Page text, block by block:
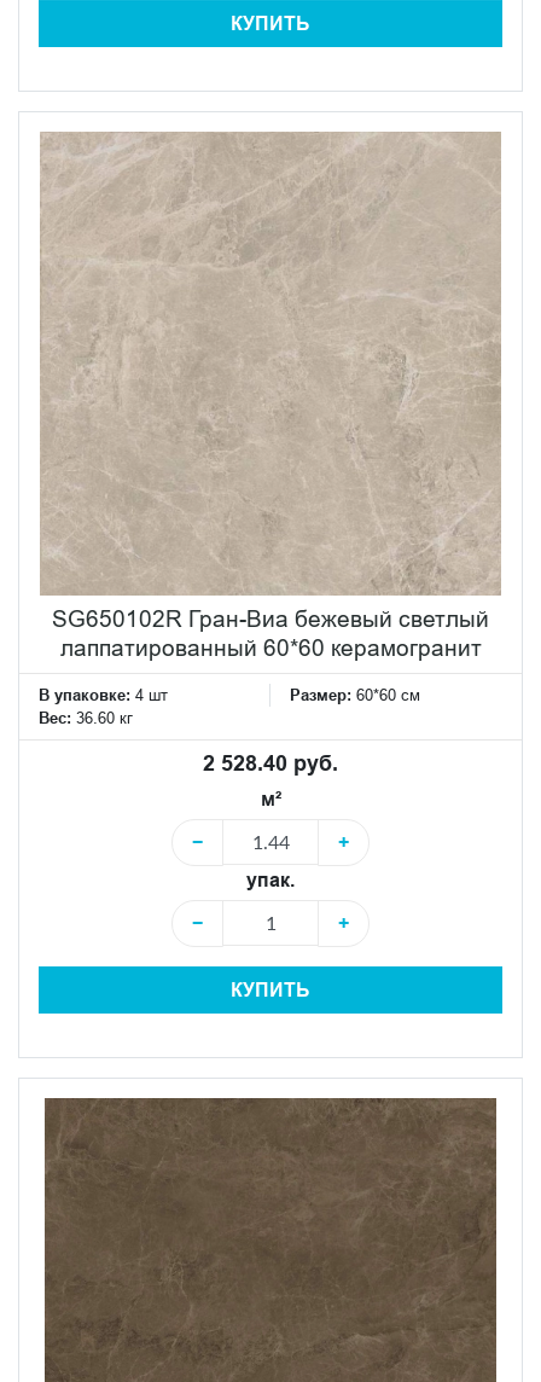
КУПИТЬ
SG650102R Гран-Виа бежевый светлый
лаппатированный 60*60 керамогранит
В упаковке: 4 шт Размер: 60*60 см
Вес: 36.60 кг
2 528.40 руб.
м²
−
+
упак.
−
+
КУПИТЬ